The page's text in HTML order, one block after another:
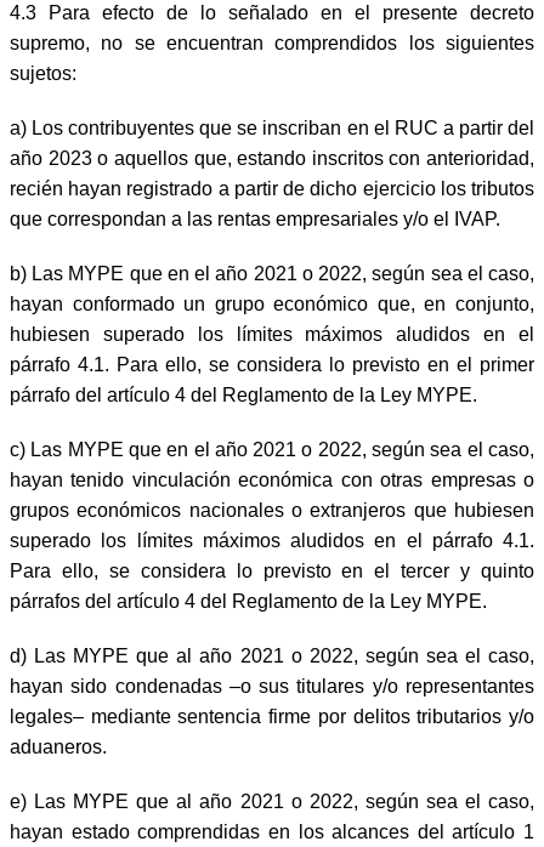
4.3 Para efecto de lo señalado en el presente decreto
supremo, no se encuentran comprendidos los siguientes
sujetos:
a) Los contribuyentes que se inscriban en el RUC a partir del
año 2023 o aquellos que, estando inscritos con anterioridad,
recién hayan registrado a partir de dicho ejercicio los tributos
que correspondan a las rentas empresariales y/o el IVAP.
b) Las MYPE que en el año 2021 o 2022, según sea el caso,
hayan conformado un grupo económico que, en conjunto,
hubiesen superado los límites máximos aludidos en el
párrafo 4.1. Para ello, se considera lo previsto en el primer
párrafo del artículo 4 del Reglamento de la Ley MYPE.
c) Las MYPE que en el año 2021 o 2022, según sea el caso,
hayan tenido vinculación económica con otras empresas o
grupos económicos nacionales o extranjeros que hubiesen
superado los límites máximos aludidos en el párrafo 4.1.
Para ello, se considera lo previsto en el tercer y quinto
párrafos del artículo 4 del Reglamento de la Ley MYPE.
d) Las MYPE que al año 2021 o 2022, según sea el caso,
hayan sido condenadas –o sus titulares y/o representantes
legales– mediante sentencia firme por delitos tributarios y/o
aduaneros.
e) Las MYPE que al año 2021 o 2022, según sea el caso,
hayan estado comprendidas en los alcances del artículo 1